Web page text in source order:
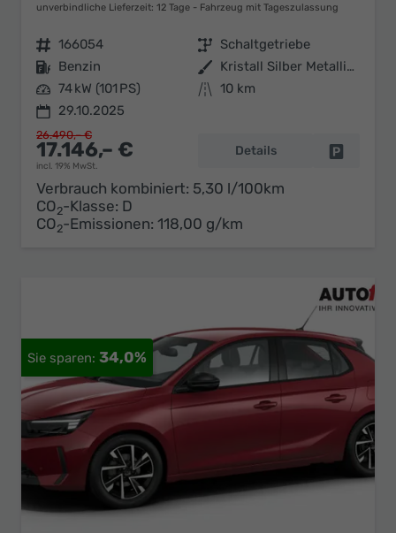
unverbindliche Lieferzeit: 12 Tage Fahrzeug mit Tageszulassung
Fahrzeugnr. 166054 Getriebe Schaltgetriebe
Kraftstoff Benzin Außenfarbe
Kristall Silber Metallic / Dach:
Leistung 74 kW (101 PS) Kilometerstand 10 km
29.10.2025
17.146,– €
incl. 19% MwSt.
26.490,– €
Details
Verbrauch kombiniert: 5,30 l/100km
CO2-Klasse: D
CO2-Emissionen: 118,00 g/km
34,0%